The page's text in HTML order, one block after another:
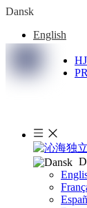
Dansk
English
Français
Español
Deutsch
Suomalainen